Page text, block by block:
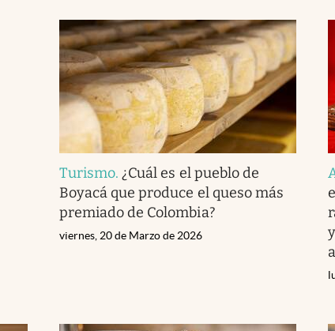
Turismo. ¿Cuál es el pueblo de
Boyacá que produce el queso más
premiado de Colombia?
viernes, 20 de Marzo de 2026